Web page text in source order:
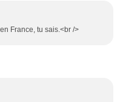
France, tu sais.<br />